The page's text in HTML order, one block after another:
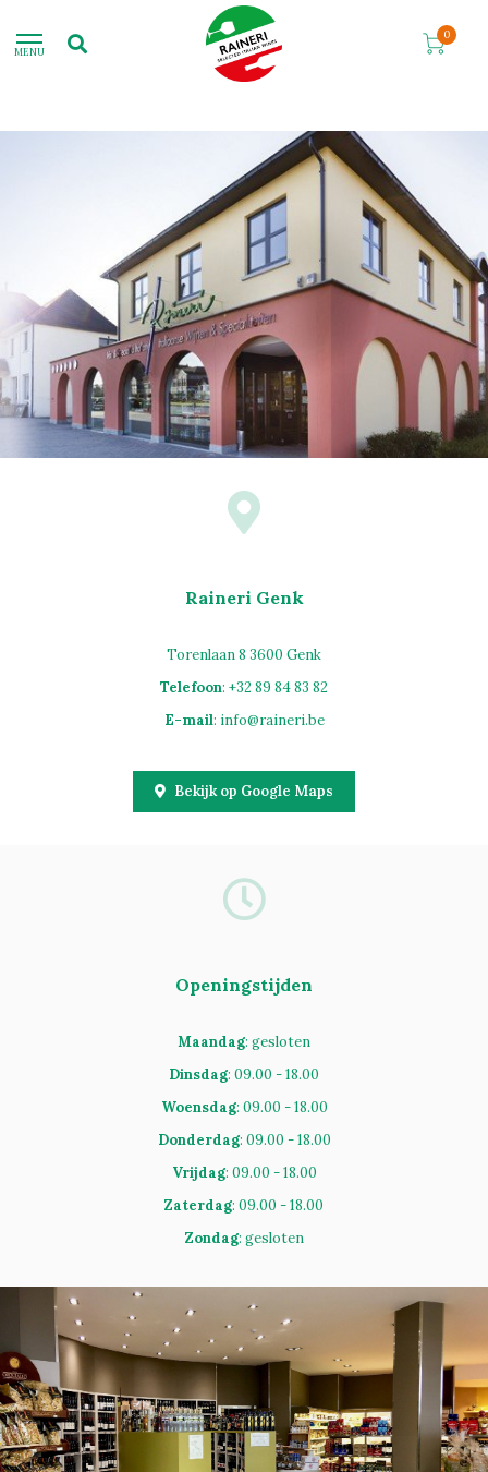
MENU
0
Raineri Genk
Torenlaan 8 3600 Genk
Telefoon: +32 89 84 83 82
E-mail: info@raineri.be
Bekijk op Google Maps
Openingstijden
Maandag: gesloten
Dinsdag: 09.00 - 18.00
Woensdag: 09.00 - 18.00
Donderdag: 09.00 - 18.00
Vrijdag: 09.00 - 18.00
Zaterdag: 09.00 - 18.00
Zondag: gesloten